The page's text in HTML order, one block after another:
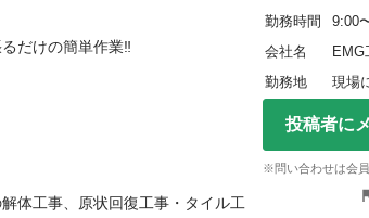
だけの簡単作業‼️
体工事、原状回復工事・タイル工
勤務時間
9:00
会社名
EMG
勤務地
現場
投稿者に
※問い合わせは会